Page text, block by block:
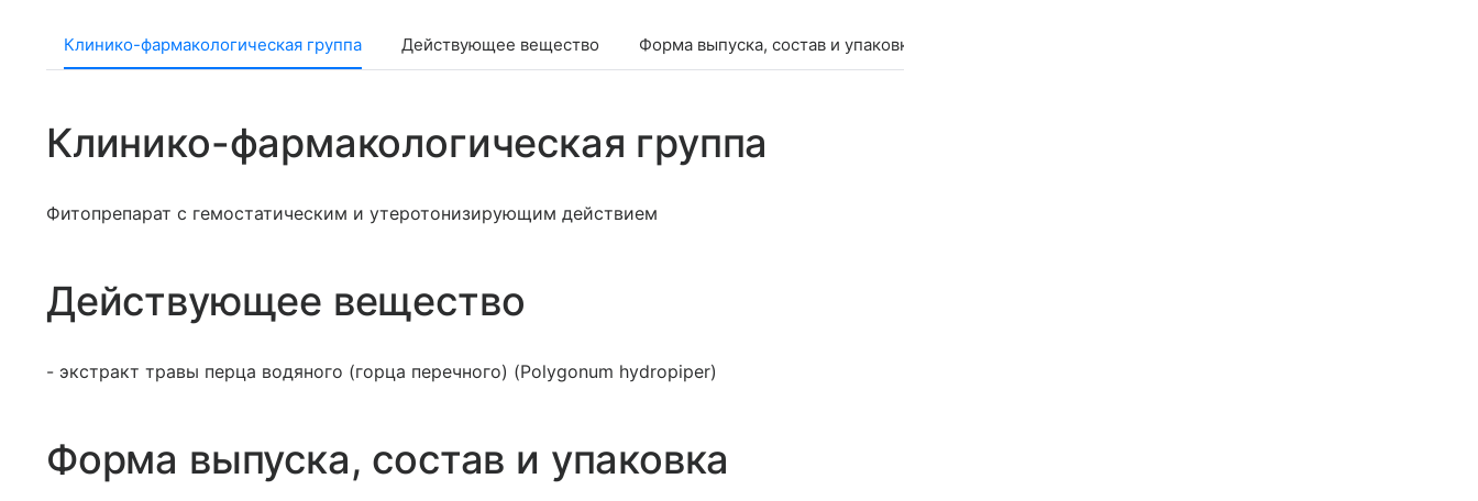
Клинико-фармакологическая группа Действующее вещество Форма выпуска, состав и упаковка
Клинико-фармакологическая группа
Фитопрепарат с гемостатическим и утеротонизирующим действием
Действующее вещество
- экстракт травы перца водяного (горца перечного) (Polygonum hydropiper)
Форма выпуска, состав и упаковка